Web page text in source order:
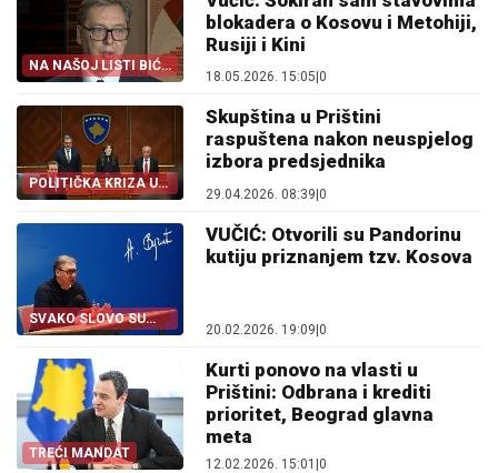
NA NAŠOJ LISTI BIĆE
STUDENATA
blokadera o Kosovu i Metohiji,
Rusiji i Kini
18.05.2026. 15:05 0
POLITIČKA KRIZA U
PRIŠTINI
Skupština u Prištini
raspuštena nakon neuspjelog
izbora predsjednika
29.04.2026. 08:39|0
SVAKO SLOVO SU
SLAGALI
VUČIĆ: Otvorili su Pandorinu
kutiju priznanjem tzv. Kosova
20.02.2026. 19:09|0
TREĆI MANDAT
Kurti ponovo na vlasti u
Prištini: Odbrana i krediti
prioritet, Beograd glavna
meta
12.02.2026. 15:01 |0